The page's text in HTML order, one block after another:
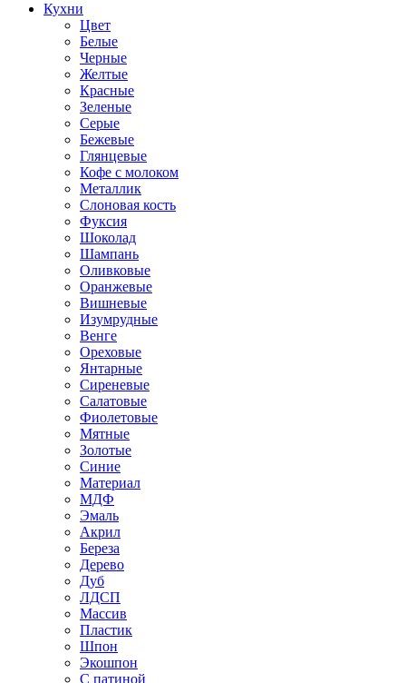
Кухни
Цвет
Белые
Черные
Желтые
Красные
Зеленые
Серые
Бежевые
Глянцевые
Кофе с молоком
Металлик
Слоновая кость
Фуксия
Шоколад
Шампань
Оливковые
Оранжевые
Вишневые
Изумрудные
Венге
Ореховые
Янтарные
Сиреневые
Салатовые
Фиолетовые
Мятные
Золотые
Синие
Материал
МДФ
Эмаль
Акрил
Береза
Дерево
Дуб
ЛДСП
Массив
Пластик
Шпон
Экошпон
С патиной